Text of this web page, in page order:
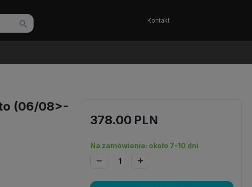
Kontakt
(06/08>-
378.00 PLN
Na zamówienie: około 7-10 dni
+
−